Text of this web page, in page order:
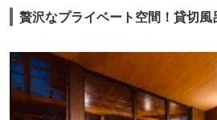
贅沢なプライベート空間！貸切